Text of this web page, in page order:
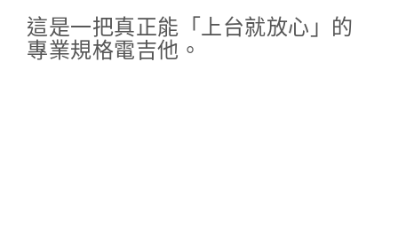
這是一把真正能「上台就放心」的
專業規格電吉他。